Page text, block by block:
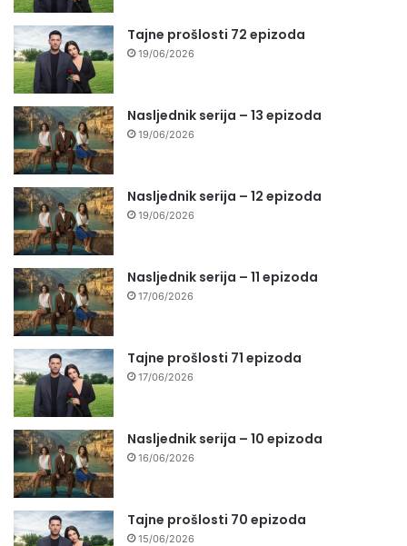
Tajne prošlosti 72 epizoda
19/06/2026
Nasljednik serija – 13 epizoda
19/06/2026
Nasljednik serija – 12 epizoda
19/06/2026
Nasljednik serija – 11 epizoda
17/06/2026
Tajne prošlosti 71 epizoda
17/06/2026
Nasljednik serija – 10 epizoda
16/06/2026
Tajne prošlosti 70 epizoda
15/06/2026